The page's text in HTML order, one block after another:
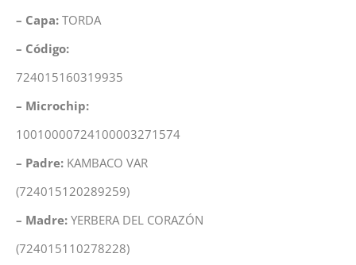
– Capa: TORDA
– Código:
724015160319935
– Microchip:
10010000724100003271574
– Padre: KAMBACO VAR
(724015120289259)
– Madre: YERBERA DEL CORAZÓN
(724015110278228)